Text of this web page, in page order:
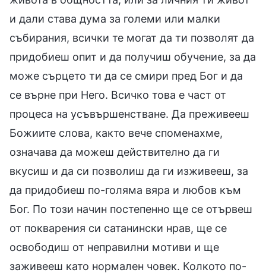
и дали става дума за големи или малки
събирания, всички те могат да ти позволят да
придобиеш опит и да получиш обучение, за да
може сърцето ти да се смири пред Бог и да
се върне при Него. Всичко това е част от
процеса на усъвършенстване. Да преживееш
Божиите слова, както вече споменахме,
означава да можеш действително да ги
вкусиш и да си позволиш да ги изживееш, за
да придобиеш по-голяма вяра и любов към
Бог. По този начин постепенно ще се отървеш
от покварения си сатанински нрав, ще се
освободиш от неправилни мотиви и ще
заживееш като нормален човек. Колкото по-